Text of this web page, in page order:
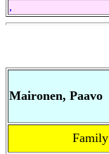
,
Maironen, Paavo
Family